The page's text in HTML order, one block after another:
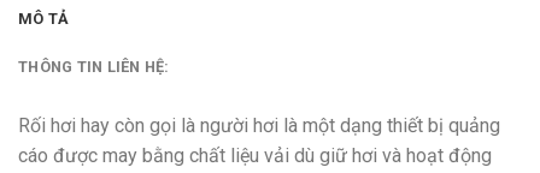
MÔ TẢ
THÔNG TIN LIÊN HỆ:
Rối hơi hay còn gọi là người hơi là một dạng thiết bị quảng
cáo được may bằng chất liệu vải dù giữ hơi và hoạt động